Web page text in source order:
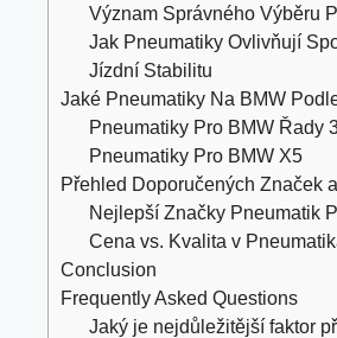
Význam Správného Výběru
Jak Pneumatiky Ovlivňují
Jízdní Stabilitu
Jaké Pneumatiky Na BMW
Pneumatiky Pro BMW Řady
Pneumatiky Pro BMW X5
Přehled Doporučených Značek
Nejlepší Značky Pneumatik
Cena vs. Kvalita v
Conclusion
Frequently Asked Questions
Jaký je nejdůležitější faktor